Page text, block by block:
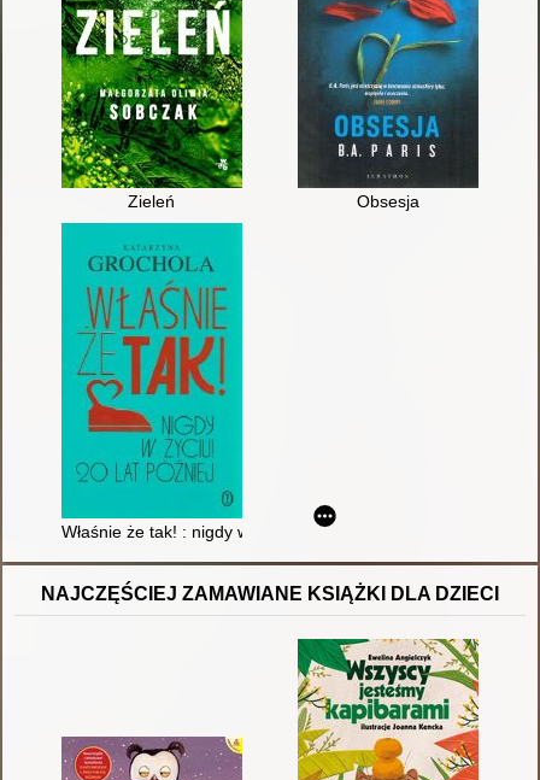
Zieleń Obsesja
Właśnie że tak! : nigdy w życiu! 20 lat później
NAJCZĘŚCIEJ ZAMAWIANE KSIĄŻKI DLA DZIECI